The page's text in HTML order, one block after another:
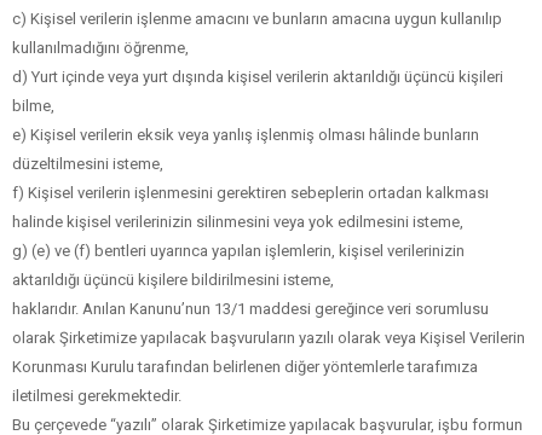
c) Kişisel verilerin işlenme amacını ve bunların amacına uygun kullanılıp
kullanılmadığını öğrenme,
d) Yurt içinde veya yurt dışında kişisel verilerin aktarıldığı üçüncü kişileri
bilme,
e) Kişisel verilerin eksik veya yanlış işlenmiş olması hâlinde bunların
düzeltilmesini isteme,
f) Kişisel verilerin işlenmesini gerektiren sebeplerin ortadan kalkması
halinde kişisel verilerinizin silinmesini veya yok edilmesini isteme,
g) (e) ve (f) bentleri uyarınca yapılan işlemlerin, kişisel verilerinizin
aktarıldığı üçüncü kişilere bildirilmesini isteme,
haklarıdır. Anılan Kanunu’nun 13/1 maddesi gereğince veri sorumlusu
olarak Şirketimize yapılacak başvuruların yazılı olarak veya Kişisel Verilerin
Korunması Kurulu tarafından belirlenen diğer yöntemlerle tarafımıza
iletilmesi gerekmektedir.
Bu çerçevede “yazılı” olarak Şirketimize yapılacak başvurular, işbu formun